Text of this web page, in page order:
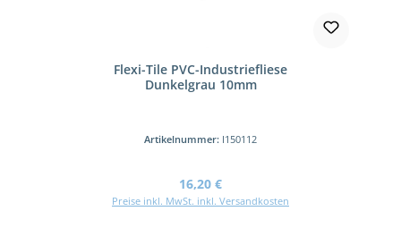
Flexi-Tile PVC-Industriefliese
Dunkelgrau 10mm
Artikelnummer: I150112
Regulärer Preis:
16,20 €
Preise inkl. MwSt. inkl. Versandkosten